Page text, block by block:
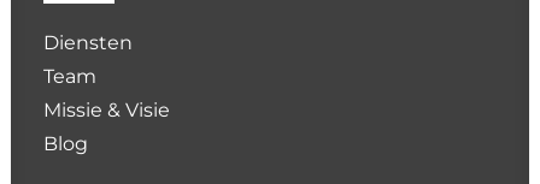
Diensten
Team
Missie & Visie
Blog